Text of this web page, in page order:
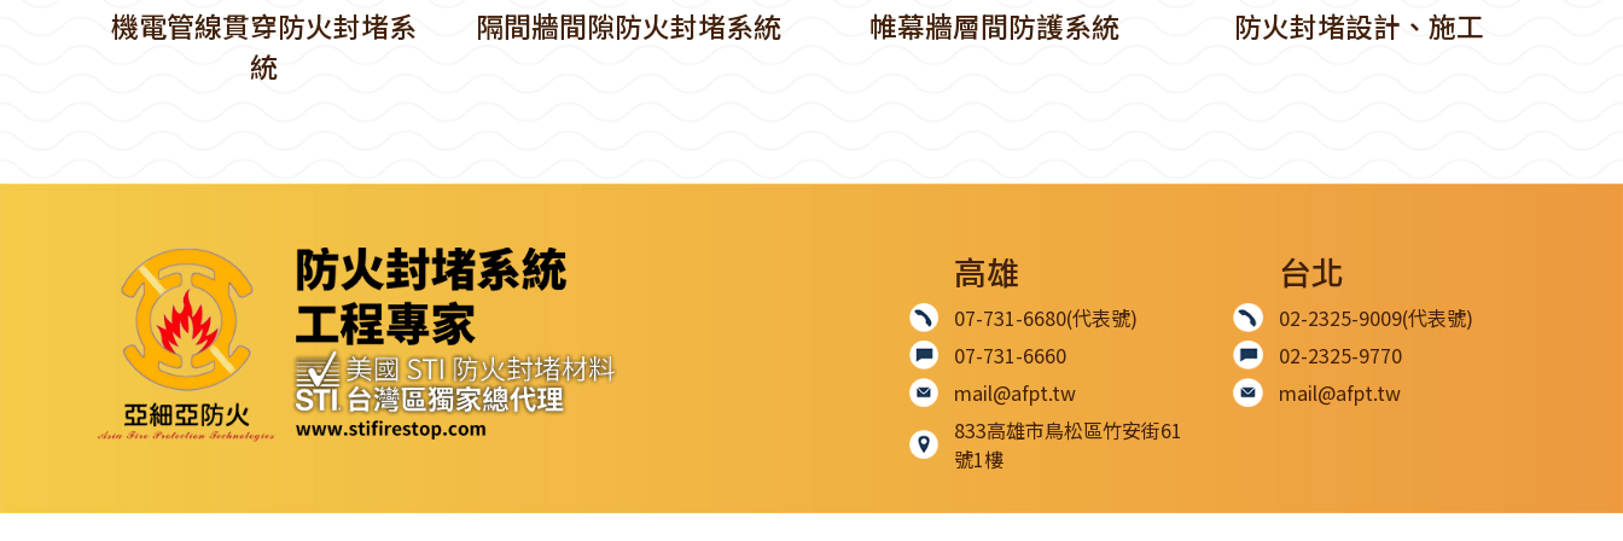
機電管線貫穿防火封堵系
統
隔間牆間隙防火封堵系統 帷幕牆層間防護系統 防火封堵設計、施工
高雄
07-731-6680(代表號)
07-731-6660
mail@afpt.tw
833高雄市鳥松區竹安街61
號1樓
台北
02-2325-9009(代表號)
02-2325-9770
mail@afpt.tw